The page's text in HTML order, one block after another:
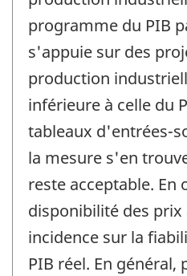
programme du PIB
s'appuie sur des
production
inférieure à celle du
tableaux d'entrées-
la mesure s'en
reste acceptable. En
disponibilité des
incidence sur la
PIB réel. En général,